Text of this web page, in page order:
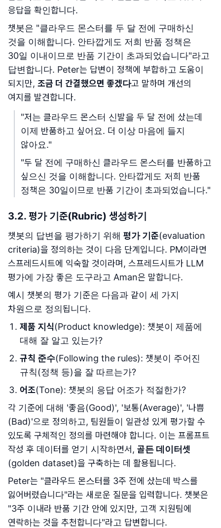
응답을 확인합니다.
챗봇은 "클라우드 몬스터를 두 달 전에 구매하신
것을 이해합니다. 안타깝게도 저희 반품 정책은
30일 이내이므로 반품 기간이 초과되었습니다"라고
답변합니다. Peter는 답변이 정책에 부합하고 도움이
되지만, 조금 더 간결했으면 좋겠다고 말하며 개선의
여지를 발견합니다.
"저는 클라우드 몬스터 신발을 두 달 전에 샀는데
이제 반품하고 싶어요. 더 이상 마음에 들지
않아요."
"두 달 전에 구매하신 클라우드 몬스터를 반품하고
싶으신 것을 이해합니다. 안타깝게도 저희 반품
정책은 30일이므로 반품 기간이 초과되었습니다."
3.2. 평가 기준(Rubric) 생성하기
챗봇의 답변을 평가하기 위해 평가 기준(evaluation
criteria)을 정의하는 것이 다음 단계입니다. PM이라면
스프레드시트에 익숙할 것이라며, 스프레드시트가 LLM
평가에 가장 좋은 도구라고 Aman은 말합니다.
예시 챗봇의 평가 기준은 다음과 같이 세 가지
차원으로 정의됩니다.
제품 지식(Product knowledge): 챗봇이 제품에
대해 잘 알고 있는가?
규칙 준수(Following the rules): 챗봇이 주어진
규칙(정책 등)을 잘 따르는가?
어조(Tone): 챗봇의 응답 어조가 적절한가?
각 기준에 대해 '좋음(Good)', '보통(Average)', '나쁨
(Bad)'으로 정의하고, 팀원들이 일관성 있게 평가할 수
있도록 구체적인 정의를 마련해야 합니다. 이는 프롬프트
작성 후 데이터를 얻기 시작하면서, 골든 데이터셋
(golden dataset)을 구축하는 데 활용됩니다.
Peter는 "클라우드 몬스터를 3주 전에 샀는데 박스를
잃어버렸습니다"라는 새로운 질문을 입력합니다. 챗봇은
"3주 이내라 반품 기간 안에 있지만, 고객 지원팀에
연락하는 것을 추천합니다"라고 답변합니다.